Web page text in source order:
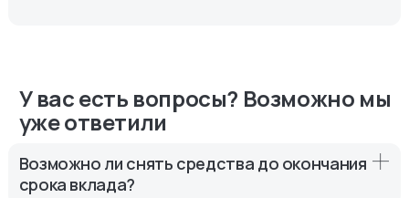
У вас есть вопросы? Возможно мы
уже ответили
Возможно ли снять средства до окончания
срока вклада?